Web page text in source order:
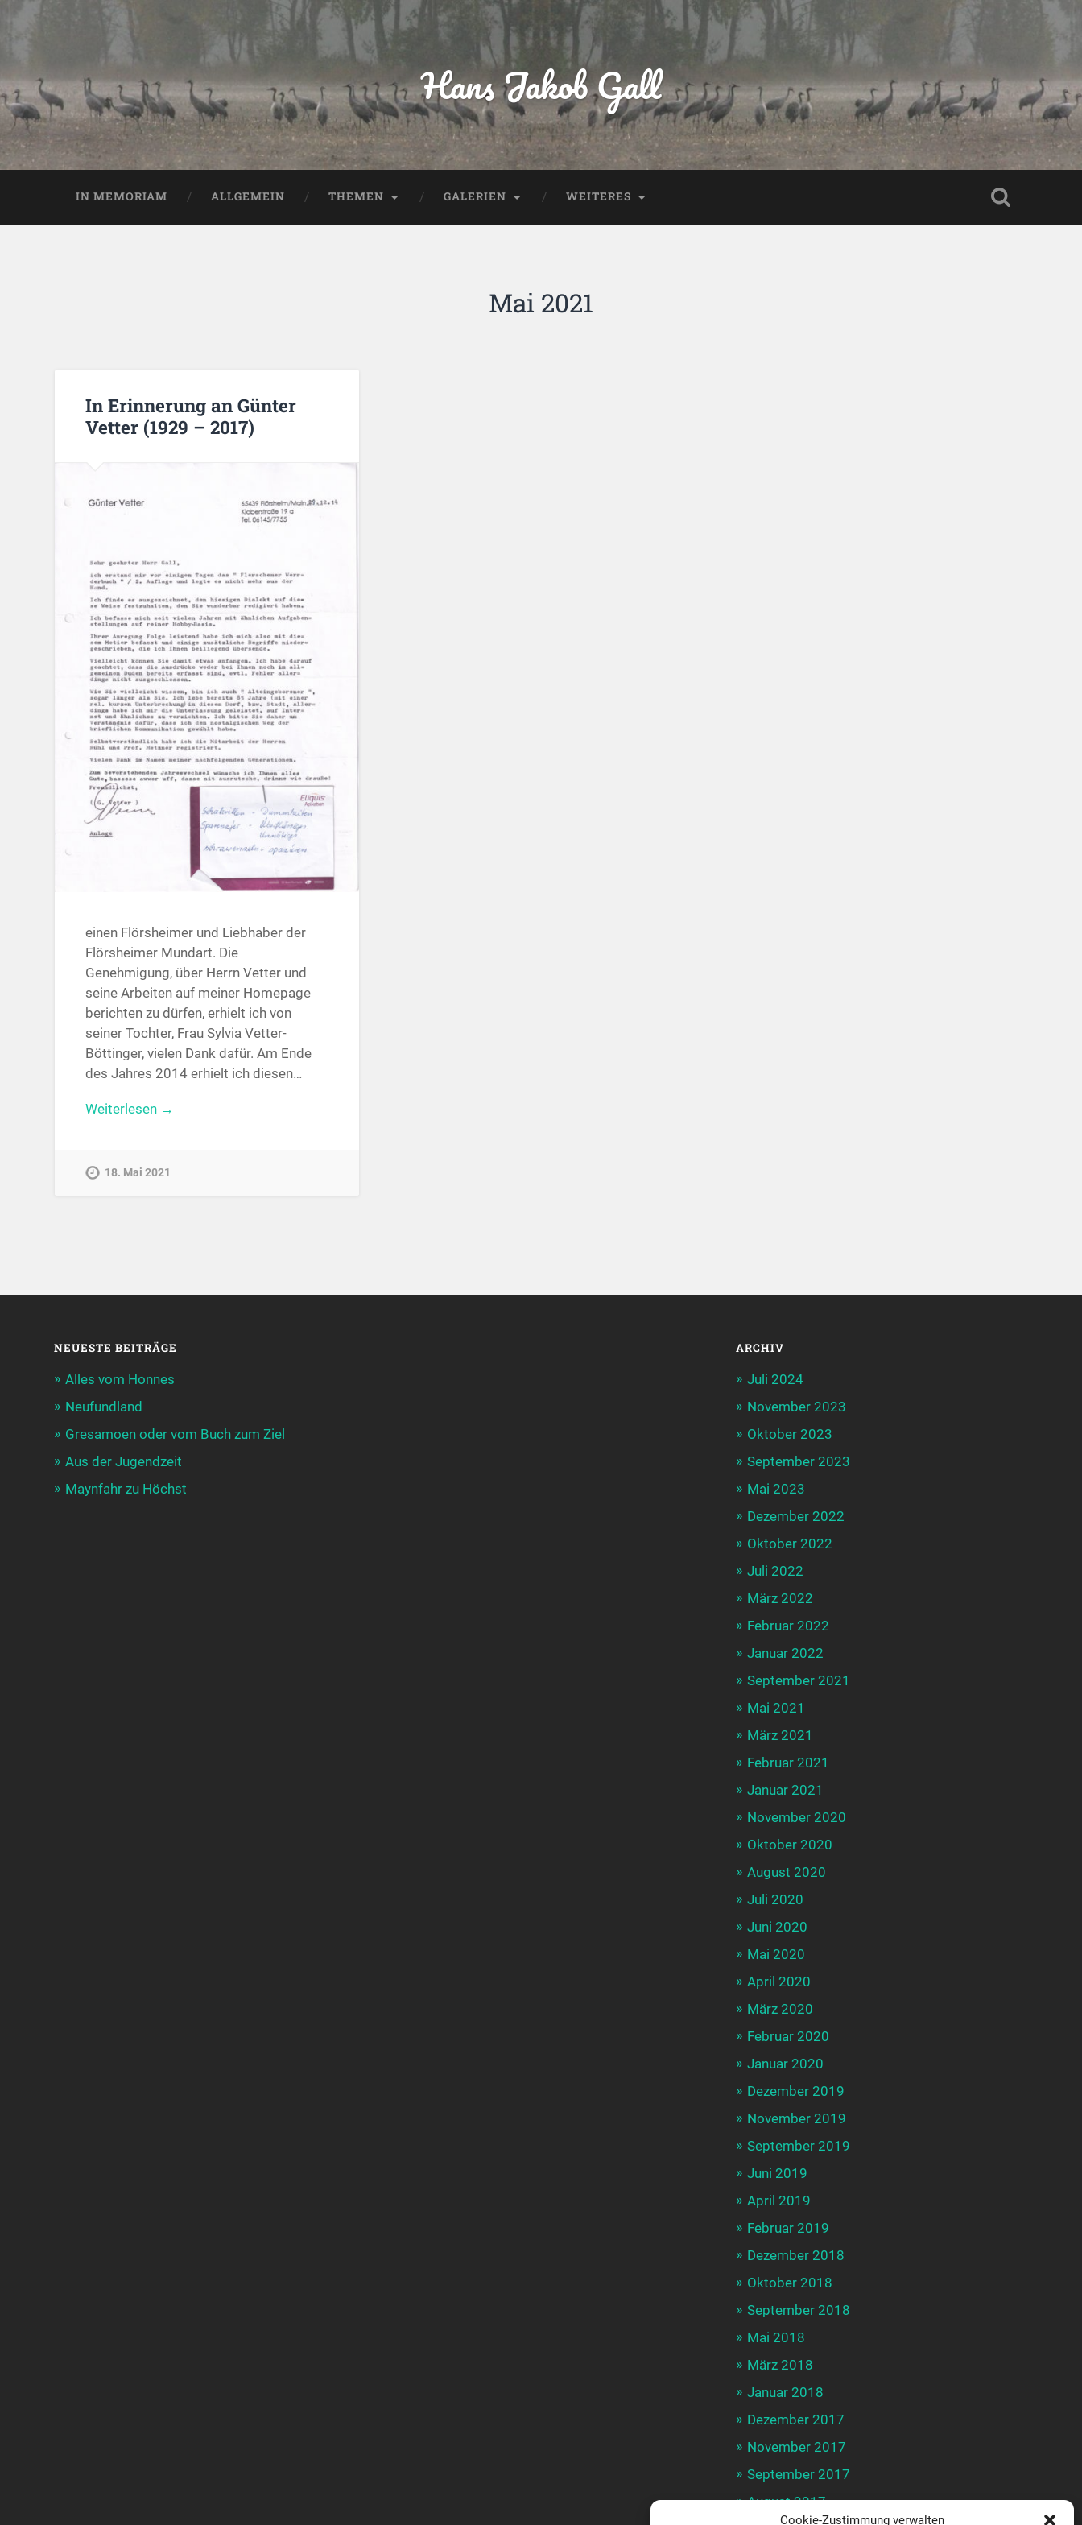
Cookie-Zustimmung verwalten
Hans Jakob Gall
IN MEMORIAM ALLGEMEIN THEMEN GALERIEN WEITERES
Mai 2021
In Erinnerung an Günter
Vetter (1929 – 2017)
einen Flörsheimer und Liebhaber der
Flörsheimer Mundart. Die
Genehmigung, über Herrn Vetter und
seine Arbeiten auf meiner Homepage
berichten zu dürfen, erhielt ich von
seiner Tochter, Frau Sylvia Vetter-
Böttinger, vielen Dank dafür. Am Ende
des Jahres 2014 erhielt ich diesen…
Weiterlesen →
18. Mai 2021
NEUESTE BEITRÄGE
Alles vom Honnes
Neufundland
Gresamoen oder vom Buch zum Ziel
Aus der Jugendzeit
Maynfahr zu Höchst
ARCHIV
Juli 2024
November 2023
Oktober 2023
September 2023
Mai 2023
Dezember 2022
Oktober 2022
Juli 2022
März 2022
Februar 2022
Januar 2022
September 2021
Mai 2021
März 2021
Februar 2021
Januar 2021
November 2020
Oktober 2020
August 2020
Juli 2020
Juni 2020
Mai 2020
April 2020
März 2020
Februar 2020
Januar 2020
Dezember 2019
November 2019
September 2019
Juni 2019
April 2019
Februar 2019
Dezember 2018
Oktober 2018
September 2018
Mai 2018
März 2018
Januar 2018
Dezember 2017
November 2017
September 2017
August 2017